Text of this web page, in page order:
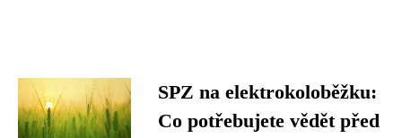
SPZ na elektrokoloběžku:
Co potřebujete vědět před